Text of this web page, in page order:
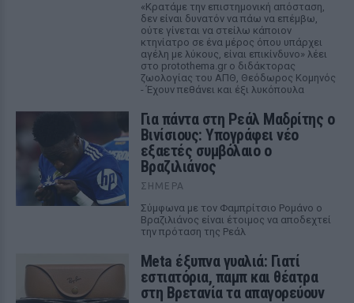
«Κρατάμε την επιστημονική απόσταση,
δεν είναι δυνατόν να πάω να επέμβω,
ούτε γίνεται να στείλω κάποιον
κτηνίατρο σε ένα μέρος όπου υπάρχει
αγέλη με λύκους, είναι επικίνδυνο» λέει
στο protothema.gr ο διδάκτορας
ζωολογίας του ΑΠΘ, Θεόδωρος Κομηνός
- Έχουν πεθάνει και έξι λυκόπουλα
Για πάντα στη Ρεάλ Μαδρίτης ο
Βινίσιους: Υπογράφει νέο
εξαετές συμβόλαιο ο
Βραζιλιάνος
ΣΉΜΕΡΑ
Σύμφωνα με τον Φαμπρίτσιο Ρομάνο ο
Βραζιλιάνος είναι έτοιμος να αποδεχτεί
την πρόταση της Ρεάλ
Meta έξυπνα γυαλιά: Γιατί
εστιατόρια, παμπ και θέατρα
στη Βρετανία τα απαγορεύουν